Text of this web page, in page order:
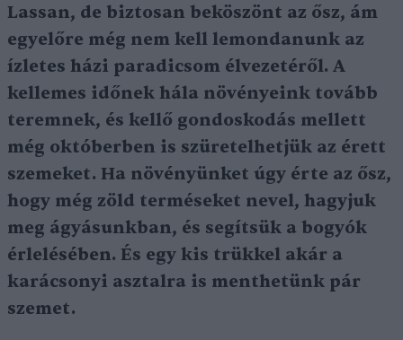
Lassan, de biztosan beköszönt az ősz, ám
egyelőre még nem kell lemondanunk az
ízletes házi paradicsom élvezetéről. A
kellemes időnek hála növényeink tovább
teremnek, és kellő gondoskodás mellett
még októberben is szüretelhetjük az érett
szemeket. Ha növényünket úgy érte az ősz,
hogy még zöld terméseket nevel, hagyjuk
meg ágyásunkban, és segítsük a bogyók
érlelésében. És egy kis trükkel akár a
karácsonyi asztalra is menthetünk pár
szemet.